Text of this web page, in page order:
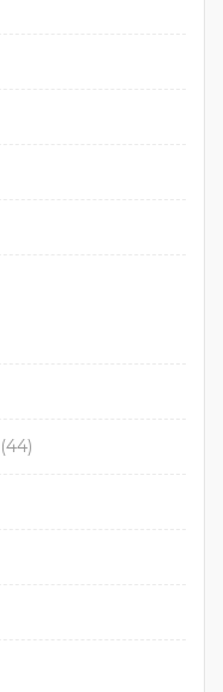
(44)